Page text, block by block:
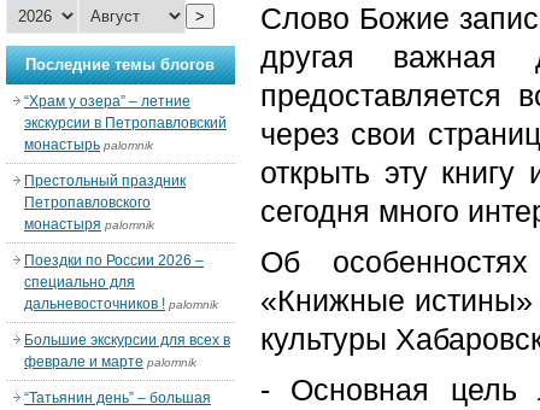
Слово Божие
другая
предоставляется
через свои
открыть эту
сегодня много
Об
«Книжные истины»
культуры
- Основная цель
>
Последние темы блогов
“Храм у озера” – летние
экскурсии в Петропавловский
монастырь palomnik
Престольный праздник
Петропавловского
монастыря palomnik
Поездки по России 2026 –
специально для
дальневосточников ! palomnik
Большие экскурсии для всех в
феврале и марте palomnik
“Татьянин день” – большая